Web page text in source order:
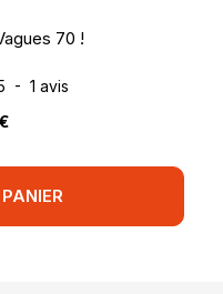
70 !
- 1 avis